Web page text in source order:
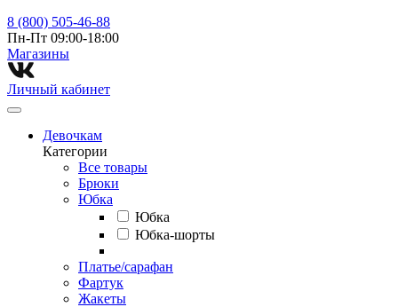
8 (800) 505-46-88
Пн-Пт 09:00-18:00
Магазины⁠
Личный кабинет
Девочкам
Категории
Все товары
Брюки
Юбка
Юбка
Юбка-шорты
Платье/сарафан
Фартук
Жакеты